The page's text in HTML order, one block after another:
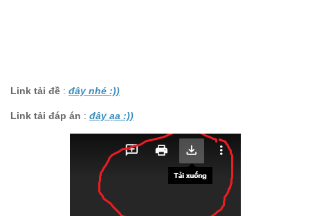
Link tải đề : đây nhé :))
Link tải đáp án : đây ạa :))